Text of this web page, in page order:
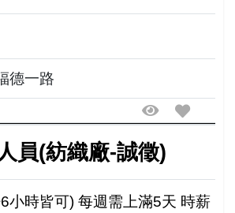
德一路
員(紡織廠-誠徵)
小時皆可) 每週需上滿5天 時薪